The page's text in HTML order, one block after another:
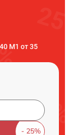
M1 от 35